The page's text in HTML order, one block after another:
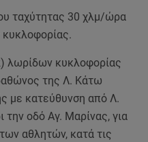
ταχύτητας 30 χλμ/ώρα
κυκλοφορίας.
λωρίδων κυκλοφορίας
της Λ. Κάτω
με κατεύθυνση από Λ.
οδό Αγ. Μαρίνας, για
αθλητών, κατά τις